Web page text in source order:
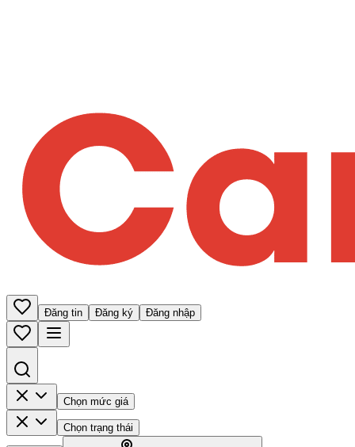
Đăng tin Đăng ký Đăng nhập
Chọn mức giá
Chọn trạng thái